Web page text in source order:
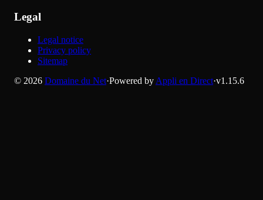
Legal
Legal notice
Privacy policy
Sitemap
© 2026 Domaine du Net·Powered by Appli en Direct·v1.15.6